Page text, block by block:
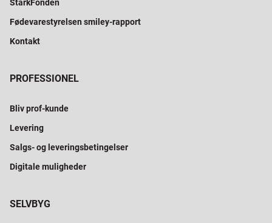
StarkFonden
Fødevarestyrelsen smiley-rapport
Kontakt
PROFESSIONEL
Bliv prof-kunde
Levering
Salgs- og leveringsbetingelser
Digitale muligheder
SELVBYG